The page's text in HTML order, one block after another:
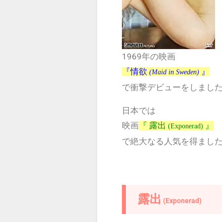
1969年の映画
『情欲 (Maid in Sweden) 』
で衝撃デビューをしました
日本では
映画『 露出 (Exponerad) 』
で絶大なる人気を得ました
露出 (Exponerad)